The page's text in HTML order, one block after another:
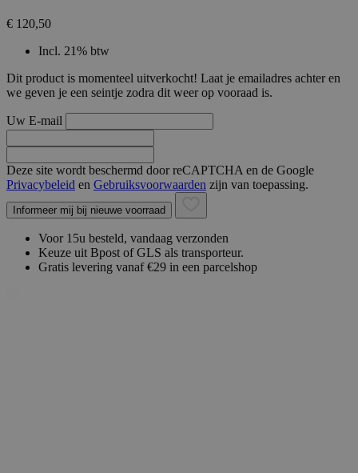
€ 120,50
Incl. 21% btw
Dit product is momenteel uitverkocht! Laat je emailadres achter en
we geven je een seintje zodra dit weer op vooraad is.
Uw E-mail
Deze site wordt beschermd door reCAPTCHA en de Google
Privacybeleid en Gebruiksvoorwaarden zijn van toepassing.
Informeer mij bij nieuwe voorraad
Voor 15u besteld, vandaag verzonden
Keuze uit Bpost of GLS als transporteur.
Gratis levering vanaf €29 in een parcelshop